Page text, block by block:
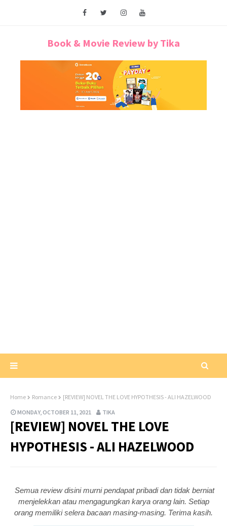
Book & Movie Review by Tika
Home Romance
[REVIEW] NOVEL THE LOVE HYPOTHESIS - ALI HAZELWOOD
MONDAY, OCTOBER 11, 2021
TIKA
[REVIEW] NOVEL THE LOVE
HYPOTHESIS - ALI HAZELWOOD
Semua review disini murni pendapat pribadi dan tidak berniat
menjelekkan atau mengagungkan karya orang lain. Setiap
orang memiliki selera bacaan masing-masing. Terima kasih.